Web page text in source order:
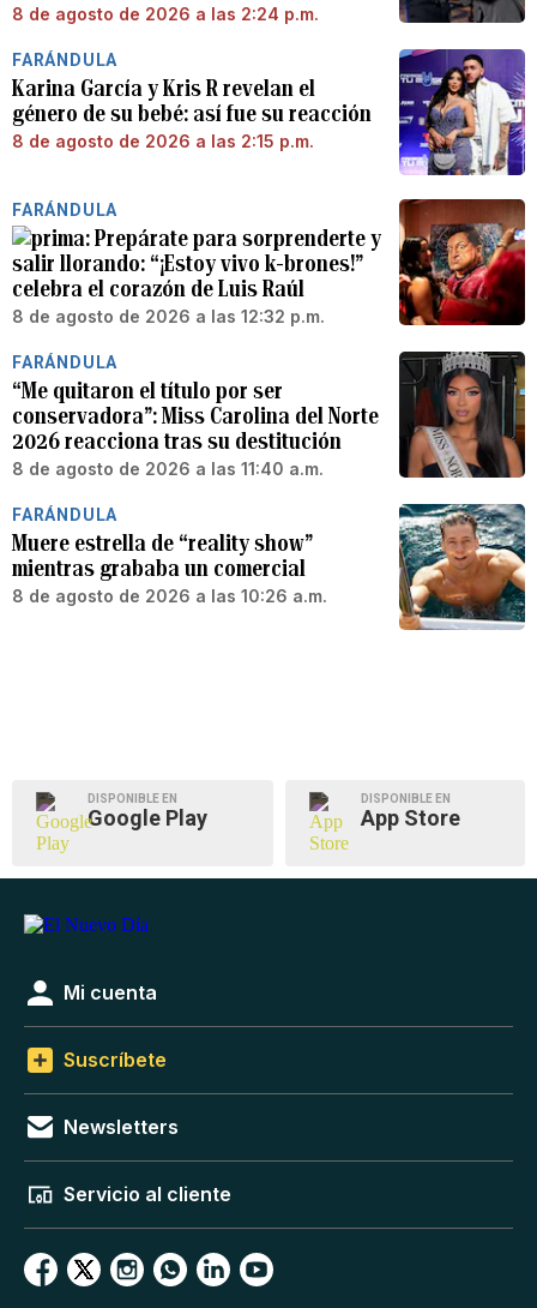
8 de agosto de 2026 a las 2:24 p.m.
FARÁNDULA
Karina García y Kris R revelan el
género de su bebé: así fue su reacción
8 de agosto de 2026 a las 2:15 p.m.
FARÁNDULA
Prepárate para sorprenderte y
salir llorando: “¡Estoy vivo k-brones!”
celebra el corazón de Luis Raúl
8 de agosto de 2026 a las 12:32 p.m.
FARÁNDULA
“Me quitaron el título por ser
conservadora”: Miss Carolina del Norte
2026 reacciona tras su destitución
8 de agosto de 2026 a las 11:40 a.m.
FARÁNDULA
Muere estrella de “reality show”
mientras grababa un comercial
8 de agosto de 2026 a las 10:26 a.m.
DISPONIBLE EN
Google Play
DISPONIBLE EN
App Store
Mi cuenta
Suscríbete
Newsletters
Servicio al cliente